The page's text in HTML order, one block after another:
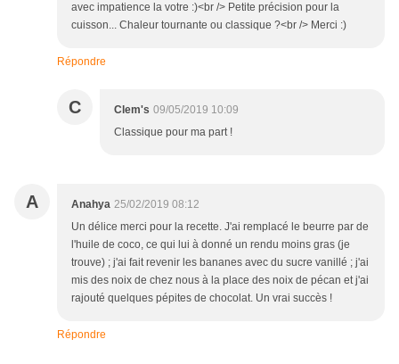
avec impatience la votre :)<br /> Petite précision pour la
cuisson... Chaleur tournante ou classique ?<br /> Merci :)
Répondre
C Clem's 09/05/2019 10:09
Classique pour ma part !
A Anahya 25/02/2019 08:12
Un délice merci pour la recette. J'ai remplacé le beurre par de
l'huile de coco, ce qui lui à donné un rendu moins gras (je
trouve) ; j'ai fait revenir les bananes avec du sucre vanillé ; j'ai
mis des noix de chez nous à la place des noix de pécan et j'ai
rajouté quelques pépites de chocolat. Un vrai succès !
Répondre